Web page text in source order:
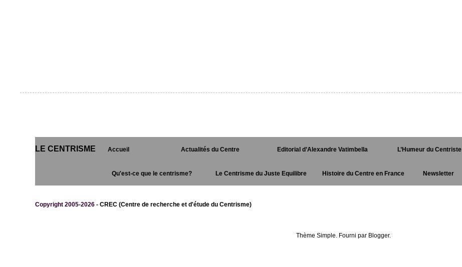
LE CENTRISME Accueil Actualités du Centre Editorial d’Alexandre Vatimbella L’Humeur du Centriste
Qu'est-ce que le centrisme? Le Centrisme du Juste Equilibre Histoire du Centre en France Newsletter
Copyright 2005-2026 - CREC (Centre de recherche et d'étude du Centrisme)
Thème Simple. Fourni par Blogger.